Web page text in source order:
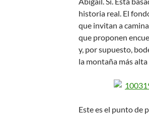
historia real. El
que invitan a
que proponen
y, por supuesto,
la montaña más
Este es el punto de